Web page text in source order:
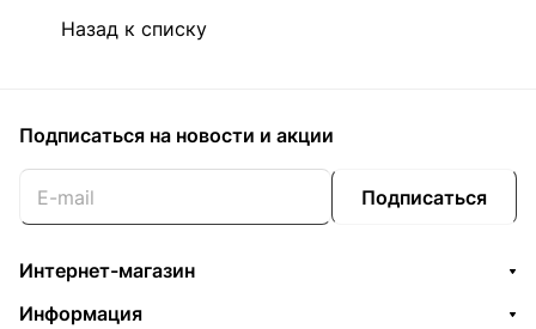
Назад к списку
Подписаться на новости и акции
Подписаться
Интернет-магазин
Информация